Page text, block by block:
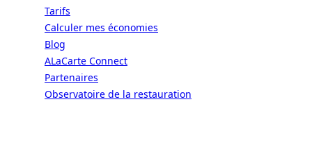
Tarifs
Calculer mes économies
Blog
ALaCarte Connect
Partenaires
Observatoire de la restauration